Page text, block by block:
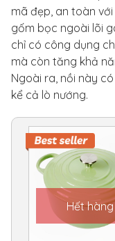
mã đẹp, an toàn
gốm bọc ngoài lõi
chỉ có công dụng
mà còn tăng khả
Ngoài ra, nồi này
kể cả lò nướng.
Hết hàng